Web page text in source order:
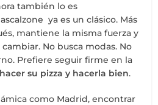
también lo es
ya es un clásico. Más
mantiene la misma fuerza y
No busca modas. No
Prefiere seguir firme en la
hacer su pizza y hacerla bien.
como Madrid, encontrar